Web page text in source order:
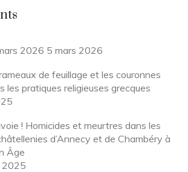
2026 5 mars 2026
de feuillage et les couronnes
les pratiques religieuses grecques
! Homicides et meurtres dans les
d’Annecy et de Chambéry à
Âge
2025